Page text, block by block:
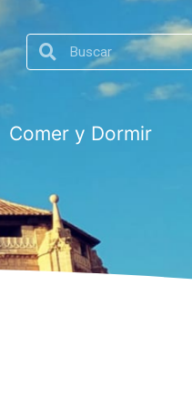
Search Search
Comer y Dormir